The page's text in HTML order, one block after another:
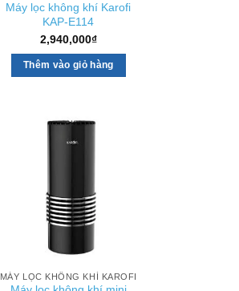
Máy lọc không khí Karofi
KAP-E114
2,940,000₫
Thêm vào giỏ hàng
MÁY LỌC KHÔNG KHÍ KAROFI